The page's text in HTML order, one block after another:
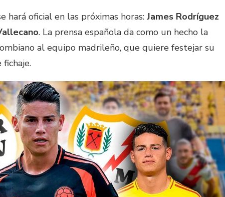
hará oficial en las próximas horas: James Rodríguez
. La prensa española da como un hecho la
al equipo madrileño, que quiere festejar su